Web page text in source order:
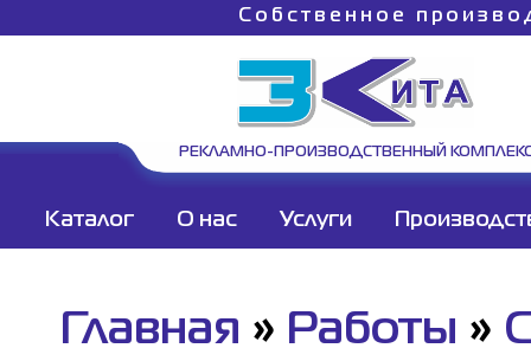
Собственное
РЕКЛАМНО-ПРОИЗВОДСТВЕННЫЙ
Каталог О нас Услуги
Главная » Работы »